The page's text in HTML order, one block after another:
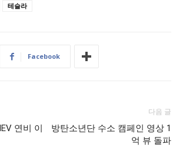
테슬라
Facebook
연비 이
다음 글
방탄소년단 수소 캠페인 영상 1
억 뷰 돌파